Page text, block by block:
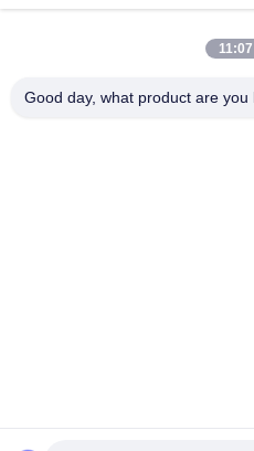
Good day, what product are you